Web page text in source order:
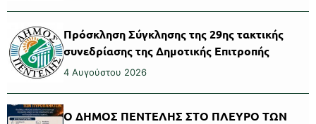
Πρόσκληση Σύγκλησης της 29ης τακτικής
συνεδρίασης της Δημοτικής Επιτροπής
4 Αυγούστου 2026
Ο ΔΗΜΟΣ ΠΕΝΤΕΛΗΣ ΣΤΟ ΠΛΕΥΡΟ ΤΩΝ